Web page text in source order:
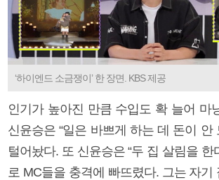
‘하이엔드 소금쟁이’ 한 장면. KBS 제공
인기가 높아진 만큼 수입도 확 늘어 마
신윤승은 “일은 바쁘게 하는 데 돈이 안
털어놨다. 또 신윤승은 “두 집 살림을 한
로 MC들을 충격에 빠뜨렸다. 그는 자기